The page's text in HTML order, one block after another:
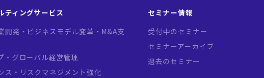
ティングサービス
開発・ビジネスモデル変革・M&A支
・グローバル経営管理
ス・リスクマネジメント強化
セミナー情報
受付中のセミナー
セミナーアーカイブ
過去のセミナー